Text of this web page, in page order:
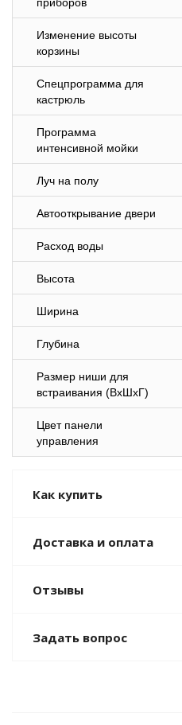
Изменение высоты
корзины
Спецпрограмма для
кастрюль
Программа
интенсивной мойки
Луч на полу
Автооткрывание двери
Расход воды
Высота
Ширина
Глубина
Размер ниши для
встраивания (ВхШхГ)
Цвет панели
управления
Как купить
Доставка и оплата
Отзывы
Задать вопрос